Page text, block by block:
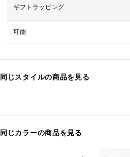
ギフトラッピング
可能
同じスタイルの商品を見る
同じカラーの商品を見る